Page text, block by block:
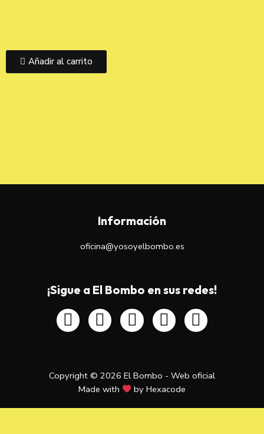
Añadir al carrito
Información
oficina@yosoyelbombo.es
¡Sigue a El Bombo en sus redes!
Copyright © 2026 El Bombo - Web oficial
Made with
byHexacode